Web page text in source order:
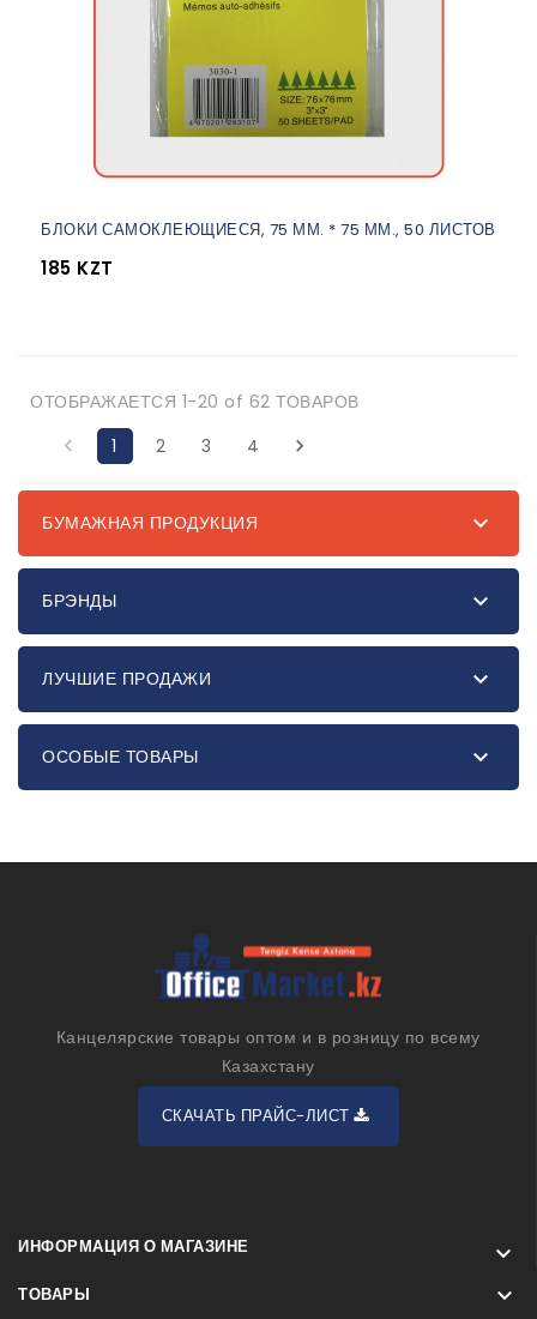
БЛОКИ САМОКЛЕЮЩИЕСЯ, 75 ММ. * 75 ММ., 50 ЛИСТОВ
185 KZT
ОТОБРАЖАЕТСЯ 1-20 of 62 ТОВАРОВ

1 2 3 4 
БУМАЖНАЯ ПРОДУКЦИЯ 
БРЭНДЫ 
ЛУЧШИЕ ПРОДАЖИ 
ОСОБЫЕ ТОВАРЫ 
Канцелярские товары оптом и в розницу по всему
Казахстану
СКАЧАТЬ ПРАЙС-ЛИСТ
ИНФОРМАЦИЯ О МАГАЗИНЕ 
ТОВАРЫ 